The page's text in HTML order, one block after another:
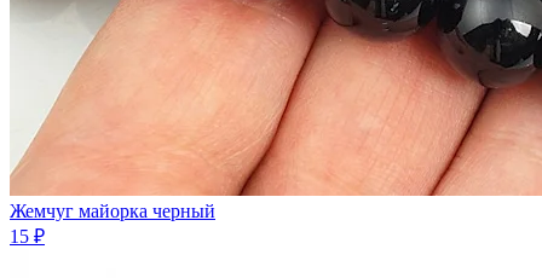
Жемчуг майорка черный
15 ₽